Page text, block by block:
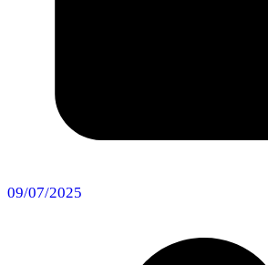
09/07/2025